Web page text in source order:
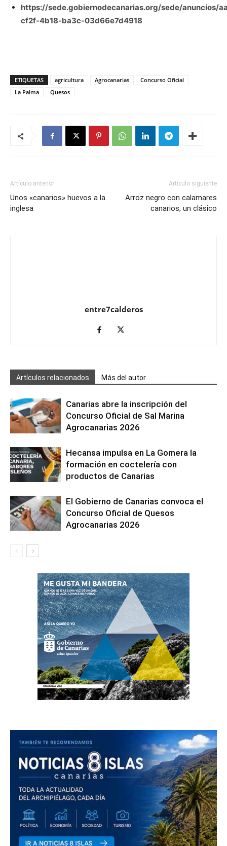
https://sede.gobiernodecanarias.org/sede/anuncios/
cf2f-4b18-ba3c-03d66e7d4918
ETIQUETAS agricultura Agrocanarias
Concurso Oficial
La Palma
Quesos
Artículo anterior
Unos «canarios» huevos a la
inglesa
Artículo siguiente
Arroz negro con calamares
canarios, un clásico
entre7calderos
Artículos relacionados Más del autor
Canarias abre la inscripción del
Concurso Oficial de Sal Marina
Agrocanarias 2026
Hecansa impulsa en La Gomera la
formación en coctelería con
productos de Canarias
El Gobierno de Canarias convoca el
Concurso Oficial de Quesos
Agrocanarias 2026